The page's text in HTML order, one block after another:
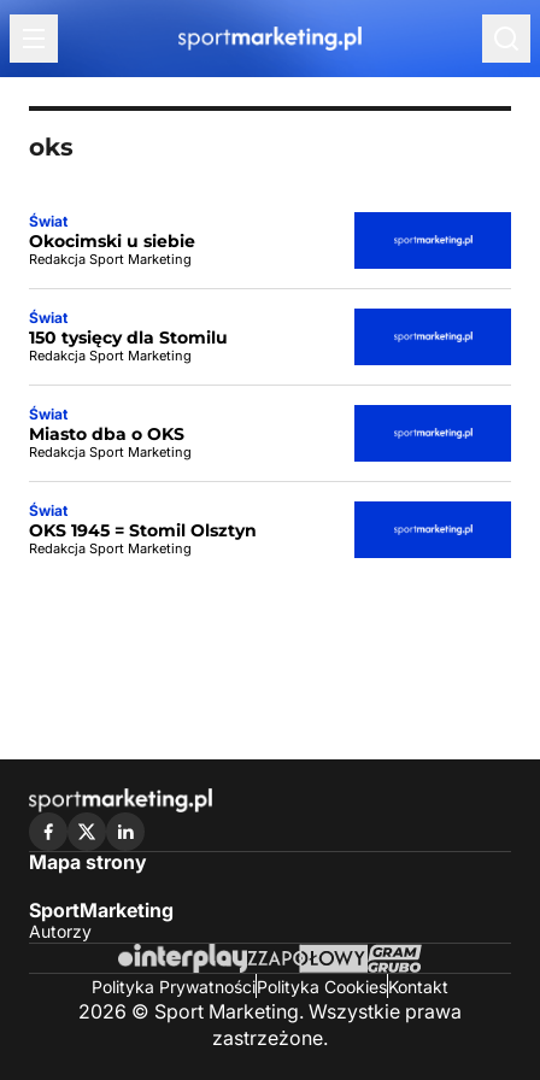
Przejdź do treści
oks
Świat
Okocimski u siebie
Redakcja Sport Marketing
Świat
150 tysięcy dla Stomilu
Redakcja Sport Marketing
Świat
Miasto dba o OKS
Redakcja Sport Marketing
Świat
OKS 1945 = Stomil Olsztyn
Redakcja Sport Marketing
Mapa strony
SportMarketing
Autorzy
Polityka PrywatnościPolityka CookiesKontakt
2026 © Sport Marketing. Wszystkie prawa
zastrzeżone.